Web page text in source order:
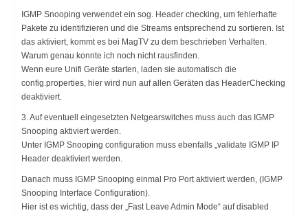
IGMP Snooping verwendet ein sog. Header checking, um fehlerhafte
Pakete zu identifizieren und die Streams entsprechend zu sortieren. Ist
das aktiviert, kommt es bei MagTV zu dem beschrieben Verhalten.
Warum genau konnte ich noch nicht rausfinden.
Wenn eure Unifi Geräte starten, laden sie automatisch die
config.properties, hier wird nun auf allen Geräten das HeaderChecking
deaktiviert.
3. Auf eventuell eingesetzten Netgearswitches muss auch das IGMP
Snooping aktiviert werden.
Unter IGMP Snooping configuration muss ebenfalls „validate IGMP IP
Header deaktiviert werden.
Danach muss IGMP Snooping einmal Pro Port aktiviert werden, (IGMP
Snooping Interface Configuration).
Hier ist es wichtig, dass der „Fast Leave Admin Mode“ auf disabled